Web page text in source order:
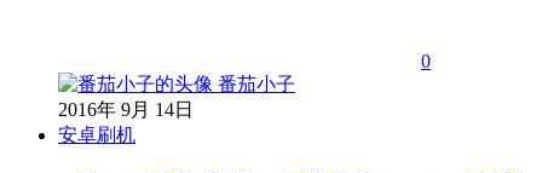
0
番茄小子
2016年 9月 14日
安卓刷机